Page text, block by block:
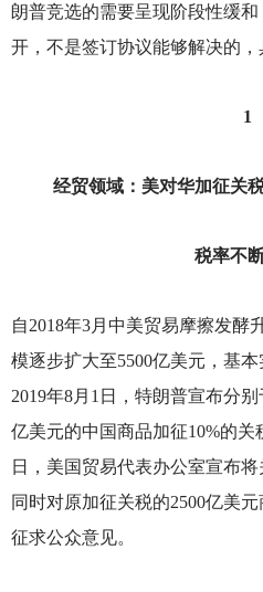
朗普竞选的需要呈现阶段性缓
开，不是签订协议能够解决的，
1
经贸领域：美对华加征关
税率不
自2018年3月中美贸易摩擦发酵
模逐步扩大至5500亿美元，基本
2019年8月1日，特朗普宣布分
亿美元的中国商品加征10%的关
日，美国贸易代表办公室宣布将
同时对原加征关税的2500亿美
征求公众意见。